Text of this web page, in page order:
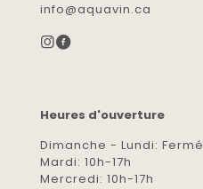
info@aquavin.ca
Heures d'ouverture
Dimanche - Lundi: Fermé
Mardi: 10h-17h
Mercredi: 10h-17h